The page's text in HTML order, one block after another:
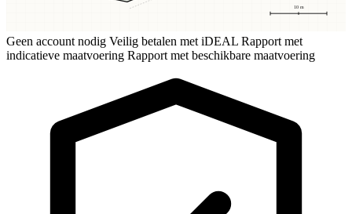
10 m
Geen account nodig Veilig betalen met iDEAL Rapport met
indicatieve maatvoering Rapport met beschikbare maatvoering